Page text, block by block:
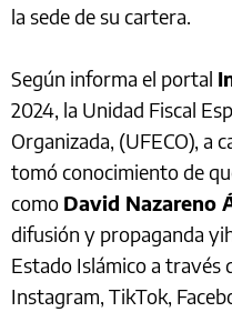
la sede de su cartera.
Según informa el portal
2024, la Unidad Fiscal
Organizada, (UFECO), a
tomó conocimiento de
como David Nazareno
difusión y propaganda
Estado Islámico a través
Instagram, TikTok,